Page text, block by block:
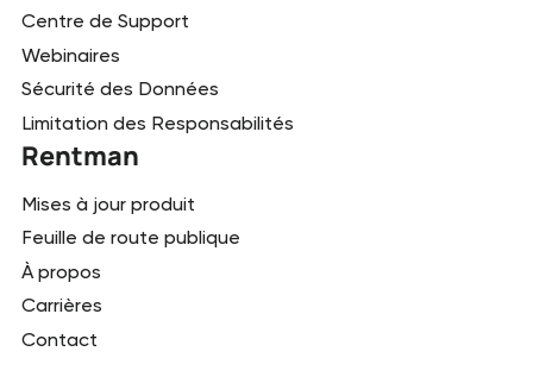
Centre de Support
Webinaires
Sécurité des Données
Limitation des Responsabilités
Rentman
Mises à jour produit
Feuille de route publique
À propos
Carrières
Contact